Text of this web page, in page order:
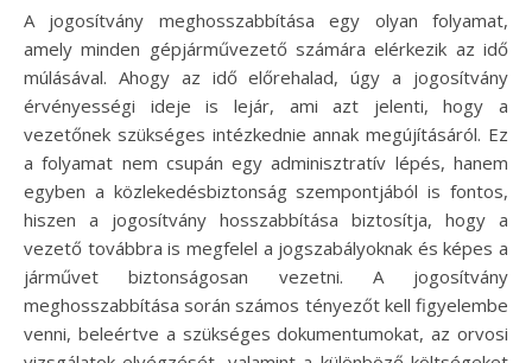
A jogosítvány meghosszabbítása egy olyan folyamat,
amely minden gépjárművezető számára elérkezik az idő
múlásával. Ahogy az idő előrehalad, úgy a jogosítvány
érvényességi ideje is lejár, ami azt jelenti, hogy a
vezetőnek szükséges intézkednie annak megújításáról. Ez
a folyamat nem csupán egy adminisztratív lépés, hanem
egyben a közlekedésbiztonság szempontjából is fontos,
hiszen a jogosítvány hosszabbítása biztosítja, hogy a
vezető továbbra is megfelel a jogszabályoknak és képes a
járművet biztonságosan vezetni. A jogosítvány
meghosszabbítása során számos tényezőt kell figyelembe
venni, beleértve a szükséges dokumentumokat, az orvosi